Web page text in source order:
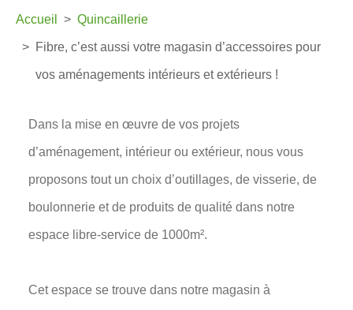
Accueil Quincaillerie
Fibre, c’est aussi votre magasin d’accessoires pour
vos aménagements intérieurs et extérieurs !
Dans la mise en œuvre de vos projets
d’aménagement, intérieur ou extérieur, nous vous
proposons tout un choix d’outillages, de visserie, de
boulonnerie et de produits de qualité dans notre
espace libre-service de 1000m².
Cet espace se trouve dans notre magasin à